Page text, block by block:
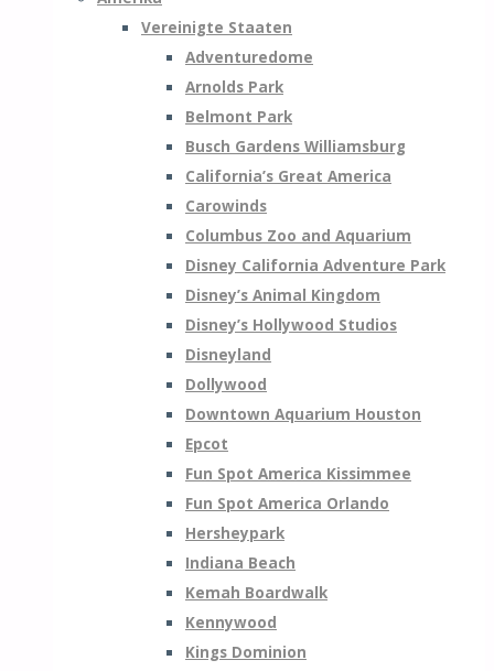
Vereinigte Staaten
Adventuredome
Arnolds Park
Belmont Park
Busch Gardens Williamsburg
California’s Great America
Carowinds
Columbus Zoo and Aquarium
Disney California Adventure Park
Disney’s Animal Kingdom
Disney’s Hollywood Studios
Disneyland
Dollywood
Downtown Aquarium Houston
Epcot
Fun Spot America Kissimmee
Fun Spot America Orlando
Hersheypark
Indiana Beach
Kemah Boardwalk
Kennywood
Kings Dominion